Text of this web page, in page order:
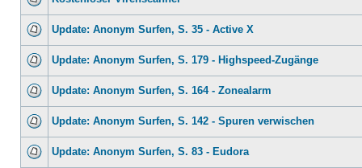
Update: Anonym Surfen, S. 35 - Active X
Update: Anonym Surfen, S. 179 - Highspeed-Zugänge
Update: Anonym Surfen, S. 164 - Zonealarm
Update: Anonym Surfen, S. 142 - Spuren verwischen
Update: Anonym Surfen, S. 83 - Eudora